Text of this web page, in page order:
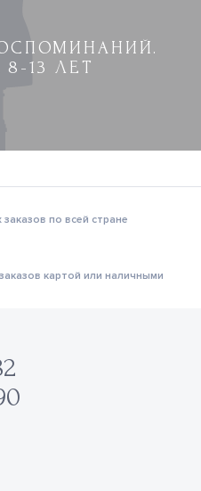
13 ЛЕТ
по всей стране
картой или наличными